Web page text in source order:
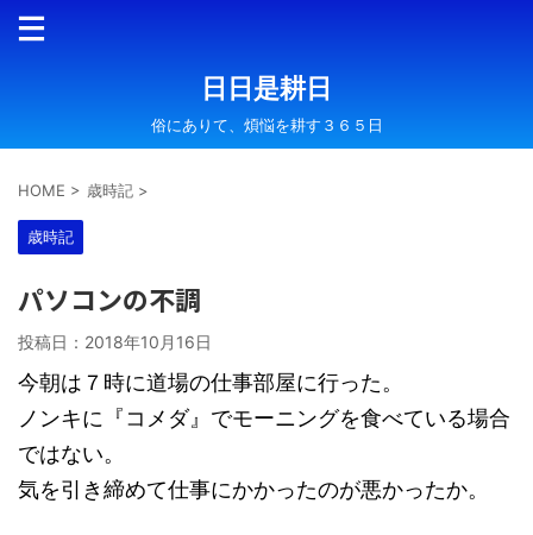
日日是耕日
俗にありて、煩悩を耕す３６５日
HOME > 歳時記 >
歳時記
パソコンの不調
投稿日： 2018年10月16日
今朝は７時に道場の仕事部屋に行った。
ノンキに『コメダ』でモーニングを食べている場合
ではない。
気を引き締めて仕事にかかったのが悪かったか。